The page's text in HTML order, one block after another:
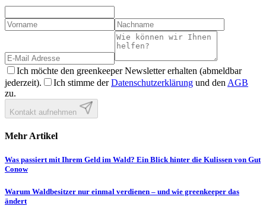
Ich möchte den greenkeeper Newsletter erhalten (abmeldbar
jederzeit).
Ich stimme der Datenschutzerklärung und den AGB
zu.
Kontakt aufnehmen
Mehr Artikel
Was passiert mit Ihrem Geld im Wald? Ein Blick hinter die Kulissen von Gut
Conow
Warum Waldbesitzer nur einmal verdienen – und wie greenkeeper das
ändert